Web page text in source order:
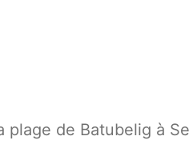
plage de Batubelig à